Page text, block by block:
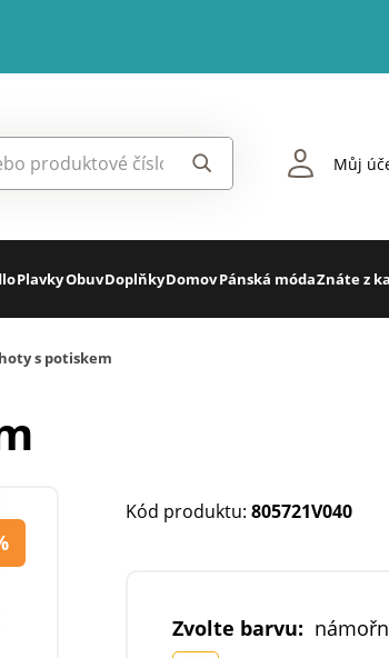
Můj
PlavkyObuvDoplňkyDomovPánská módaZnáte z
s potiskem
Kód produktu: 805721V040
Zvolte barvu: